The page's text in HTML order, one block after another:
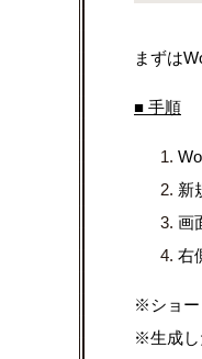
まずは
■ 手順
新
画
右
※ショー
※生成し